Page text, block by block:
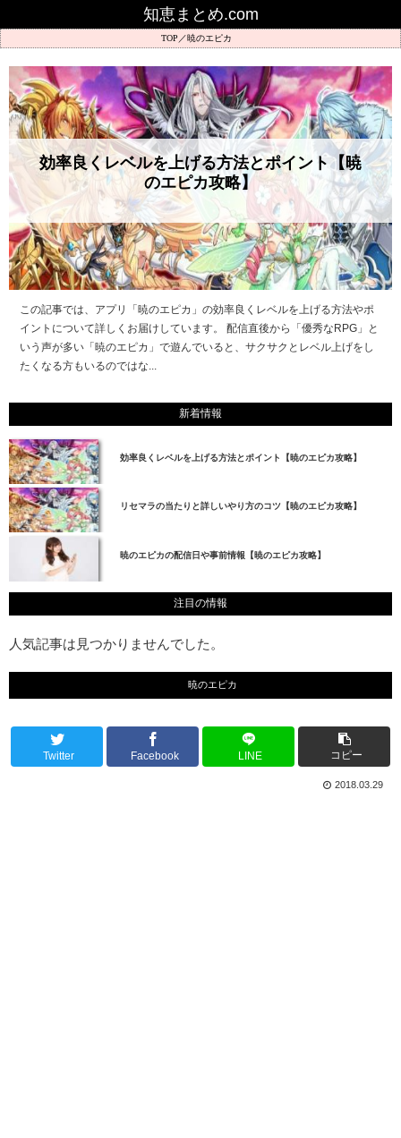
知恵まとめ.com
暁のエピカ
効率良くレベルを上げる方法とポイント【暁
のエピカ攻略】
この記事では、アプリ「暁のエピカ」の効率良くレベルを上げる方法やポ
イントについて詳しくお届けしています。 配信直後から「優秀なRPG」と
いう声が多い「暁のエピカ」で遊んでいると、サクサクとレベル上げをし
たくなる方もいるのではな...
新着情報
効率良くレベルを上げる方法とポイント【暁のエピカ攻略】
リセマラの当たりと詳しいやり方のコツ【暁のエピカ攻略】
暁のエピカの配信日や事前情報【暁のエピカ攻略】
注目の情報
人気記事は見つかりませんでした。
暁のエピカ
Twitter Facebook LINE コピー
2018.03.29